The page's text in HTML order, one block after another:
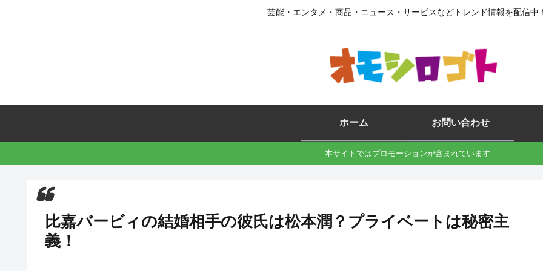
芸能・エンタメ・商品・ニュース・サービスなどトレンド情報を配信中
ホーム お問い合わせ
本サイトではプロモーションが含まれています
比嘉バービィの結婚相手の彼氏は松本潤？プライベートは秘密主
義！